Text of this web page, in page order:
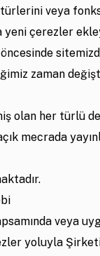
veya
yeni çerezler
zaman
olan her türlü
mecrada
veya
yoluyla